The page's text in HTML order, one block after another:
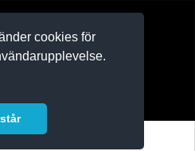
cookies för